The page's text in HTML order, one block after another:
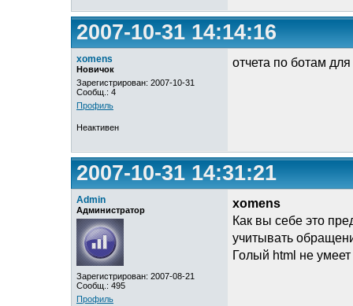
2007-10-31 14:14:16
xomens
Новичок
Зарегистрирован: 2007-10-31
Сообщ.: 4
Профиль
отчета по ботам
Неактивен
2007-10-31 14:31:21
Admin
Администратор
Зарегистрирован: 2007-08-21
Сообщ.: 495
Профиль
xomens
Как вы себе это
учитывать
Голый html не